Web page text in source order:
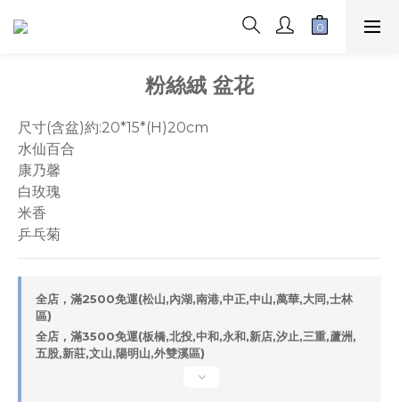
粉絲絨 盆花
尺寸(含盆)約:20*15*(H)20cm
水仙百合
康乃馨
白玫瑰
米香
乒乓菊
全店，滿2500免運(松山,內湖,南港,中正,中山,萬華,大同,士林
區)
全店，滿3500免運(板橋,北投,中和,永和,新店,汐止,三重,蘆洲,
五股,新莊,文山,陽明山,外雙溪區)